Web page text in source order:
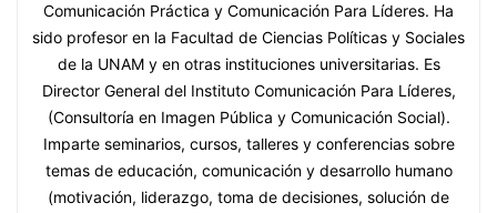
Comunicación Práctica y Comunicación Para Líderes. Ha
sido profesor en la Facultad de Ciencias Políticas y Sociales
de la UNAM y en otras instituciones universitarias. Es
Director General del Instituto Comunicación Para Líderes,
(Consultoría en Imagen Pública y Comunicación Social).
Imparte seminarios, cursos, talleres y conferencias sobre
temas de educación, comunicación y desarrollo humano
(motivación, liderazgo, toma de decisiones, solución de